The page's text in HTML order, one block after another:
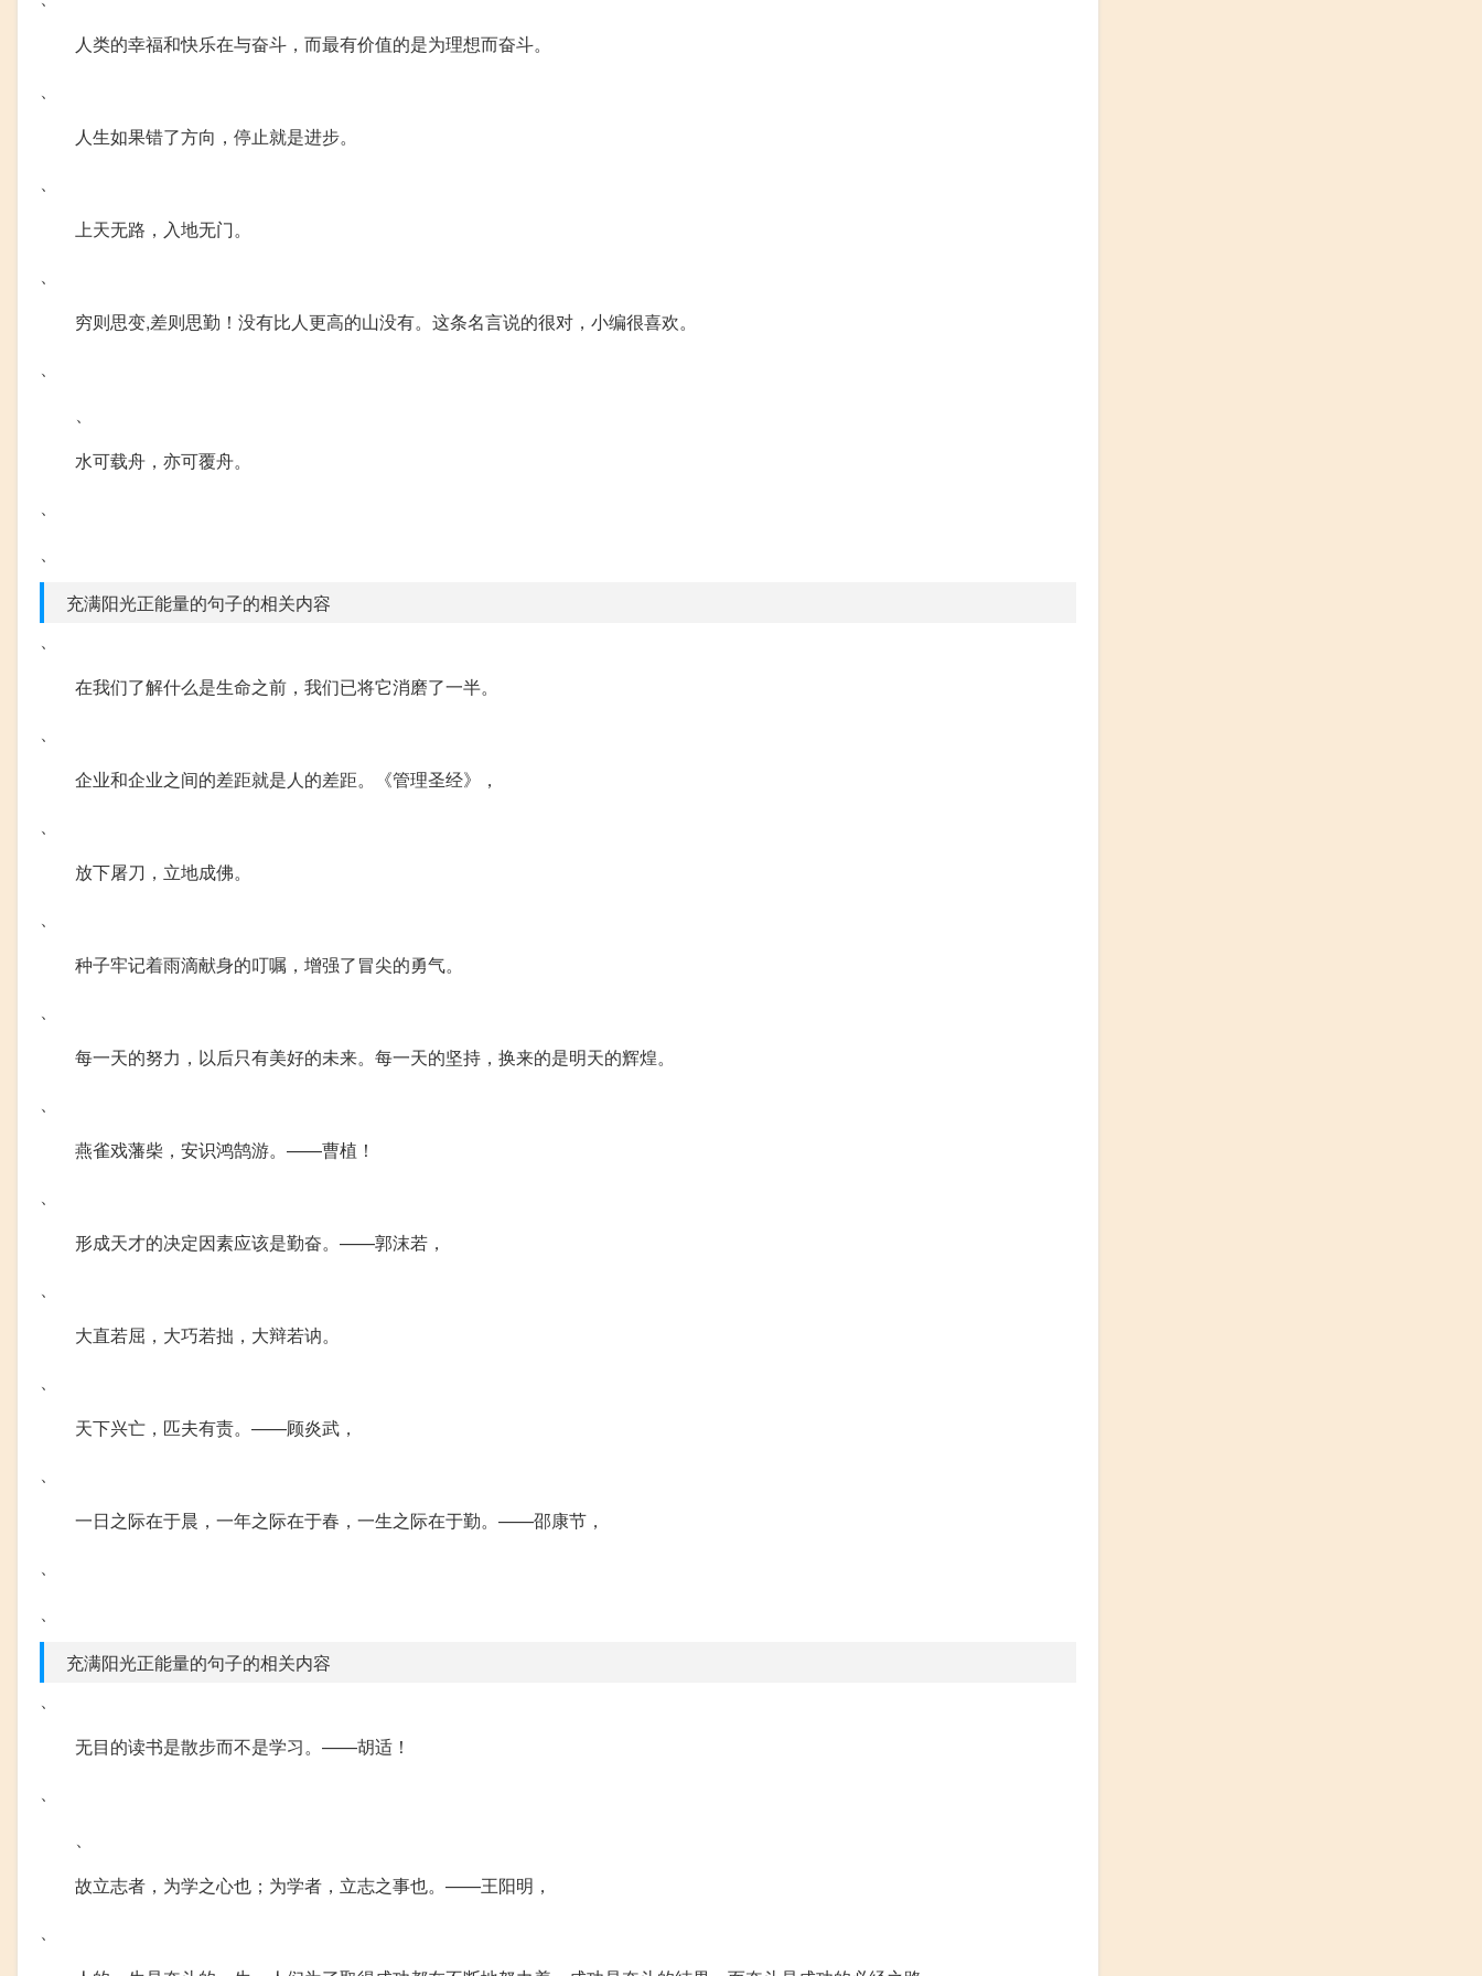
人类的幸福和快乐在与奋斗，而最有价值的是为理想而奋斗。
、
人生如果错了方向，停止就是进步。
、
上天无路，入地无门。
、
穷则思变,差则思勤！没有比人更高的山没有。这条名言说的很对，小编很喜欢。
、
、
水可载舟，亦可覆舟。
、
、
充满阳光正能量的句子的相关内容
、
在我们了解什么是生命之前，我们已将它消磨了一半。
、
企业和企业之间的差距就是人的差距。《管理圣经》，
、
放下屠刀，立地成佛。
、
种子牢记着雨滴献身的叮嘱，增强了冒尖的勇气。
、
每一天的努力，以后只有美好的未来。每一天的坚持，换来的是明天的辉煌。
、
燕雀戏藩柴，安识鸿鹄游。——曹植！
、
形成天才的决定因素应该是勤奋。——郭沫若，
、
大直若屈，大巧若拙，大辩若讷。
、
天下兴亡，匹夫有责。——顾炎武，
、
一日之际在于晨，一年之际在于春，一生之际在于勤。——邵康节，
、
、
充满阳光正能量的句子的相关内容
、
无目的读书是散步而不是学习。——胡适！
、
、
故立志者，为学之心也；为学者，立志之事也。——王阳明，
、